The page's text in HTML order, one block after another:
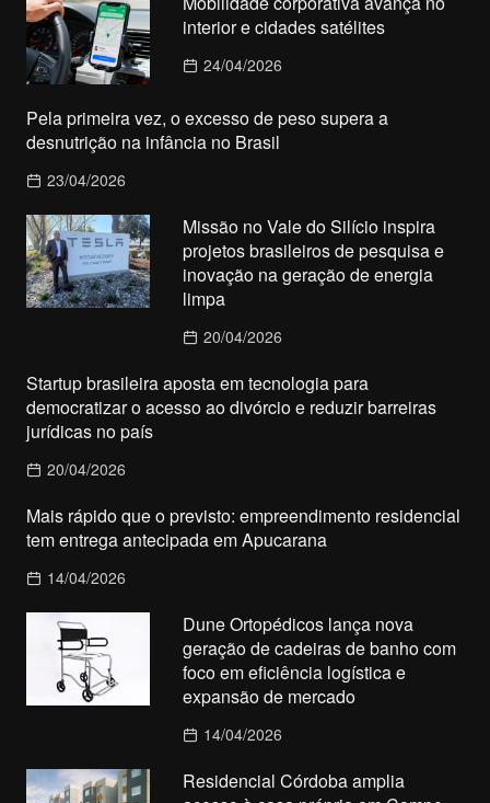
interior e cidades satélites
24/04/2026
Pela primeira vez, o excesso de peso supera a
desnutrição na infância no Brasil
23/04/2026
Missão no Vale do Silício inspira
projetos brasileiros de pesquisa e
inovação na geração de energia
limpa
20/04/2026
Startup brasileira aposta em tecnologia para
democratizar o acesso ao divórcio e reduzir barreiras
jurídicas no país
20/04/2026
Mais rápido que o previsto: empreendimento residencial
tem entrega antecipada em Apucarana
14/04/2026
Dune Ortopédicos lança nova
geração de cadeiras de banho com
foco em eficiência logística e
expansão de mercado
14/04/2026
Residencial Córdoba amplia